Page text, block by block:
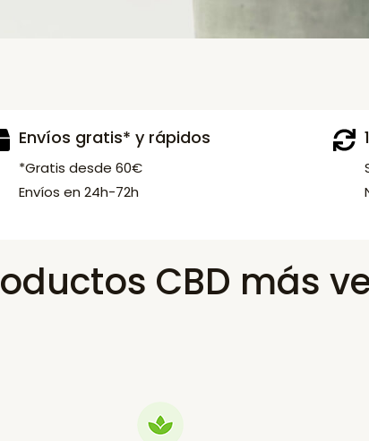
Envíos gratis* y rápidos
*Gratis desde 60€
Envíos en 24h-72h
CBD más